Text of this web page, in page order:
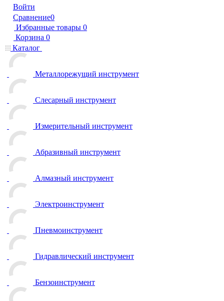
Войти
Сравнение0
Избранные товары 0
Корзина 0
Каталог
Металлорежущий инструмент
Слесарный инструмент
Измерительный инструмент
Абразивный инструмент
Алмазный инструмент
Электроинструмент
Пневмоинструмент
Гидравлический инструмент
Бензоинструмент